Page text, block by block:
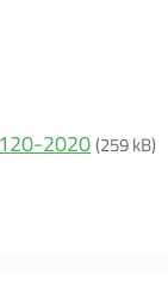
2020(259 kB)